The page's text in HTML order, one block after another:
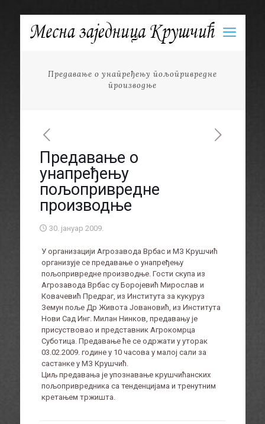
Предавање о унапређењу пољопривредне
производње
Предавање о
унапређењу
пољопривредне
производње
30. јануар 2009.
У организацији Агрозавода Врбас и МЗ Крушчић
организује се предавање о унапређењу
пољопривредне производње. Гости скупа из
Агрозавода Врбас су Боројевић Мирослав и
Ковачевић Предраг, из Института за кукуруз
Земун поље Др Живота Јовановић, из Института
Нови Сад Инг. Милан Нинков, предавању је
присуствовао и представник Агрокомрца
Суботица. Предавање ће се одржати у уторак
03.02.2009. године у 10 часова у малој сали за
састанке у МЗ Крушчић.
Циљ предавања је упознавање крушчићанских
пољопривредника са тенденцијама и тренутним
кретањем тржишта.